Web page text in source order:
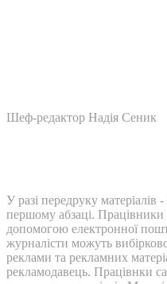
Шеф-редактор Надія Сеник
У разі передруку матеріалів
першому абзаці. Працівники
допомогою електронної
журналісти можуть
реклами та рекламних
рекламодавець. Працівнки